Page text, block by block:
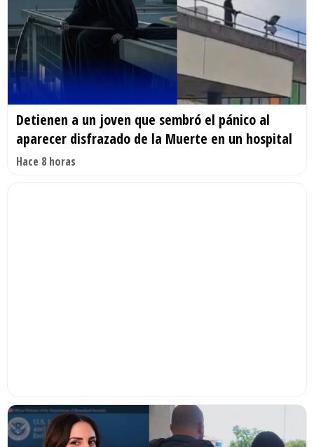
Detienen a un joven que sembró el pánico al
aparecer disfrazado de la Muerte en un hospital
Hace 8 horas